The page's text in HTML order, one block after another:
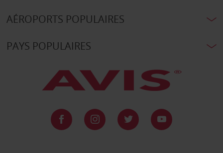
AÉROPORTS POPULAIRES
PAYS POPULAIRES